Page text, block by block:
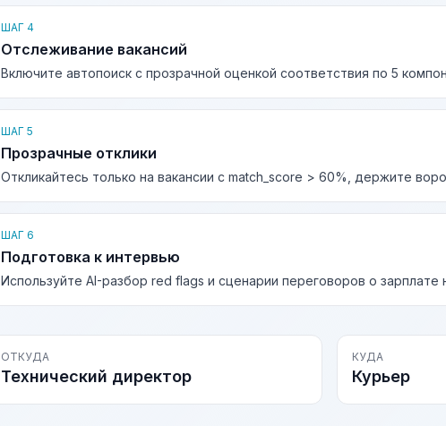
ШАГ 4
Отслеживание вакансий
Включите автопоиск с прозрачной оценкой соответствия по 5
ШАГ 5
Прозрачные отклики
Откликайтесь только на вакансии с match_score > 60%, держите
ШАГ 6
Подготовка к интервью
Используйте AI-разбор red flags и сценарии переговоров о
ОТКУДА
Технический директор
КУДА
Курьер